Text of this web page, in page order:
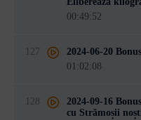
00:49:52
127
2024-06-20
01:02:08
128
2024-09-16
cu Strămoșii